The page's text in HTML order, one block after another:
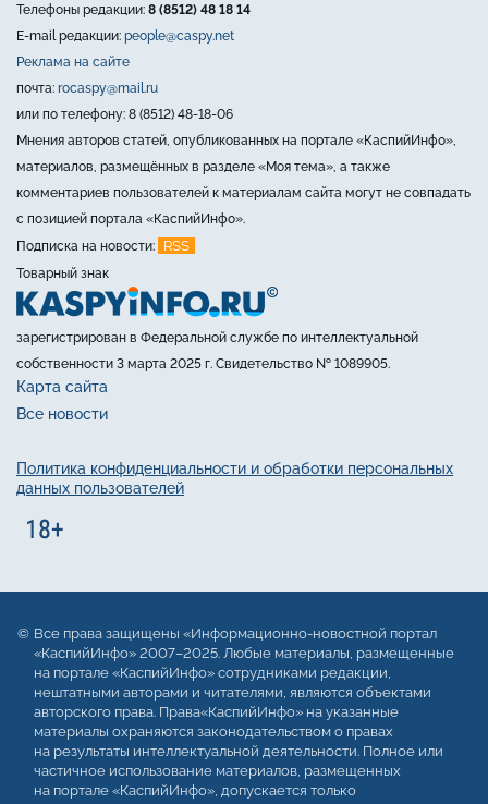
Телефоны редакции: 8 (8512) 48 18 14
E-mail редакции: people@caspy.net
Реклама на сайте
почта: rocaspy@mail.ru
или по телефону: 8 (8512) 48-18-06
Мнения авторов статей, опубликованных на портале «КаспийИнфо»,
материалов, размещённых в разделе «Моя тема», а также
комментариев пользователей к материалам сайта могут не совпадать
с позицией портала «КаспийИнфо».
Подписка на новости:
RSS
Товарный знак
зарегистрирован в Федеральной службе по интеллектуальной
собственности 3 марта 2025 г. Свидетельство № 1089905.
Карта сайта
Все новости
Политика конфиденциальности и обработки персональных
данных пользователей
Все права защищены «Информационно-новостной портал
«КаспийИнфо» 2007–2025. Любые материалы, размещенные
на портале «КаспийИнфо» сотрудниками редакции,
нештатными авторами и читателями, являются объектами
авторского права. Права«КаспийИнфо» на указанные
материалы охраняются законодательством о правах
на результаты интеллектуальной деятельности. Полное или
частичное использование материалов, размещенных
на портале «КаспийИнфо», допускается только